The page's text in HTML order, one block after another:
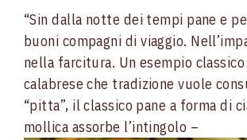
“Sin dalla notte dei tempi pane e
buoni compagni di viaggio.
nella farcitura. Un esempio
calabrese che tradizione vuole
“pitta”, il classico pane a forma di
mollica assorbe l’intingolo –